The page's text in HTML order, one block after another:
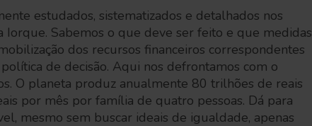
estudados, sistematizados e detalhados nos
Sabemos o que deve ser feito e que medidas
dos recursos financeiros correspondentes
de decisão. Aqui nos defrontamos com o
O planeta produz anualmente 80 trilhões de reais
por mês por família de quatro pessoas. Dá para
mesmo sem buscar ideais de igualdade, apenas